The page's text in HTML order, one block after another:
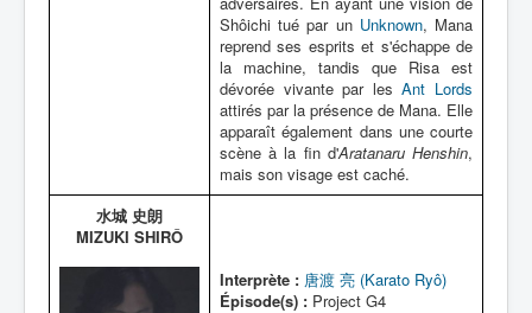
Shôichi tué par un Unknown, Mana
reprend ses esprits et s'échappe de
la machine, tandis que Risa est
dévorée vivante par lesAnt Lords
attirés par la présence de Mana. Elle
apparaît également dans une courte
scène à la fin d'Aratanaru Henshin,
mais son visage est caché.
水城 史朗
MIZUKI SHIRÔ
Interprète : 唐渡 亮 (Karato Ryô)
Épisode(s) : Project G4